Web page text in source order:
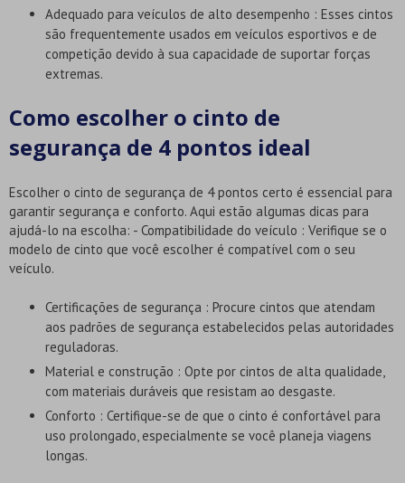
Adequado para veículos de alto desempenho : Esses cintos
são frequentemente usados em veículos esportivos e de
competição devido à sua capacidade de suportar forças
extremas.
Como escolher o cinto de
segurança de 4 pontos ideal
Escolher o cinto de segurança de 4 pontos certo é essencial para
garantir segurança e conforto. Aqui estão algumas dicas para
ajudá-lo na escolha: - Compatibilidade do veículo : Verifique se o
modelo de cinto que você escolher é compatível com o seu
veículo.
Certificações de segurança : Procure cintos que atendam
aos padrões de segurança estabelecidos pelas autoridades
reguladoras.
Material e construção : Opte por cintos de alta qualidade,
com materiais duráveis que resistam ao desgaste.
Conforto : Certifique-se de que o cinto é confortável para
uso prolongado, especialmente se você planeja viagens
longas.